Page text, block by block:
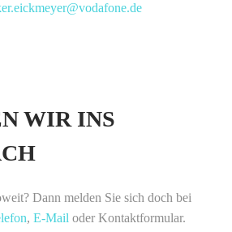
WIR INS
Dann melden Sie sich doch bei
, E-Mail oder Kontaktformular.